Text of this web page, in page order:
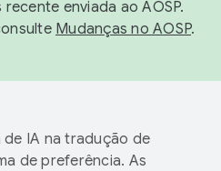
enviada ao AOSP.
Mudanças no AOSP.
IA na tradução de
de preferência. As